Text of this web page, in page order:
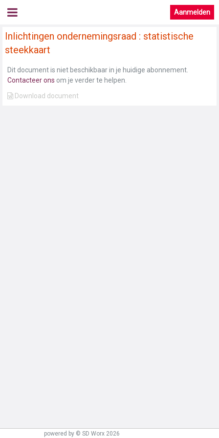
Aanmelden
Inlichtingen ondernemingsraad : statistische
steekkaart
Dit document is niet beschikbaar in je huidige abonnement.
Contacteer ons om je verder te helpen.
Download document
powered by © SD Worx 2026